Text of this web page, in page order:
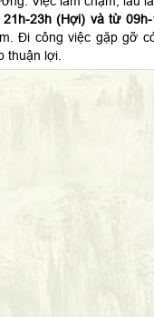
23h (Hợi) và từ 09h-
Đi công việc gặp gỡ
thuận lợi.